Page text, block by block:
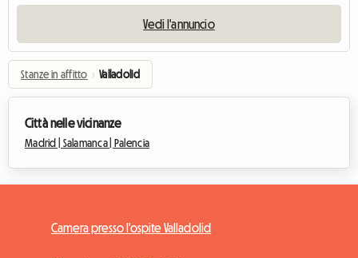
Vedi l'annuncio
Stanze in affitto › Valladolid
Città nelle vicinanze
Madrid | Salamanca | Palencia
Camera presso l'ospite Valladolid